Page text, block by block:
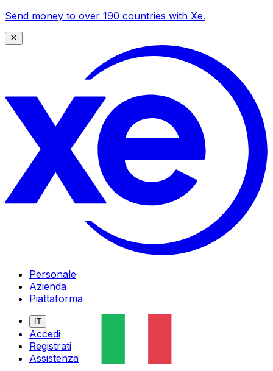
Send money to over 190 countries with Xe.
Personale
Azienda
Piattaforma
IT
Accedi
Registrati
Assistenza